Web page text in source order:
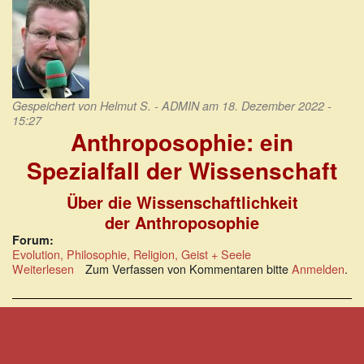
Gespeichert von Helmut S. - ADMINam 18. Dezember 2022 -
15:27
Anthroposophie: ein
Spezialfall der Wissenschaft
Über die Wissenschaftlichkeit
der Anthroposophie
Forum:
Evolution, Philosophie, Religion, Geist + Seele
Weiterlesen über
ein
Spezialfall
Zum Verfassen von Kommentaren bitteAnmelden.